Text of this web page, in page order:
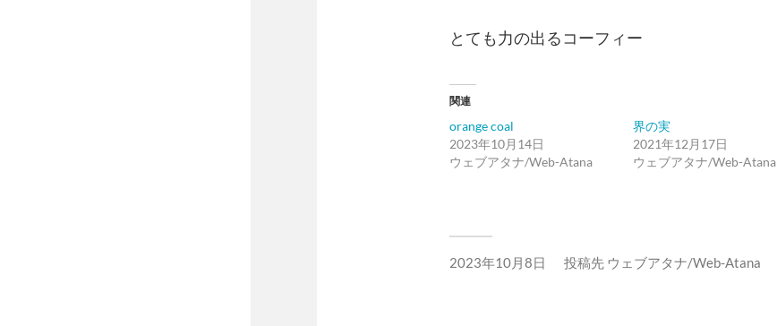
とても力の出るコーフィー
関連
orange coal
2023年10月14日
ウェブアタナ/Web-Atana
界の実
2021年12月17日
ウェブアタナ/Web-Atana
2023年10月8日 投稿先 ウェブアタナ/Web-Atana